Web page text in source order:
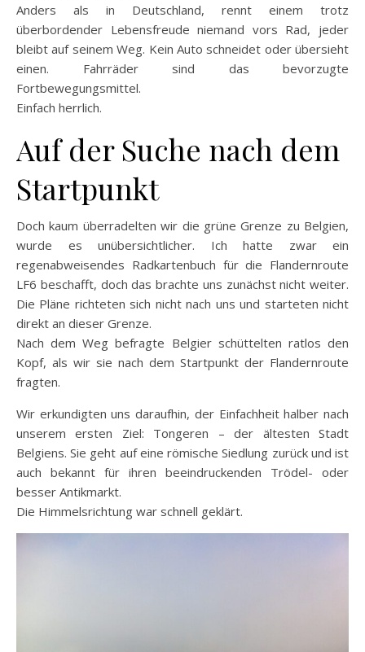
Anders als in Deutschland, rennt einem trotz
überbordender Lebensfreude niemand vors Rad, jeder
bleibt auf seinem Weg. Kein Auto schneidet oder übersieht
einen. Fahrräder sind das bevorzugte
Fortbewegungsmittel.
Einfach herrlich.
Auf der Suche nach dem
Startpunkt
Doch kaum überradelten wir die grüne Grenze zu Belgien,
wurde es unübersichtlicher. Ich hatte zwar ein
regenabweisendes Radkartenbuch für die Flandernroute
LF6 beschafft, doch das brachte uns zunächst nicht weiter.
Die Pläne richteten sich nicht nach uns und starteten nicht
direkt an dieser Grenze.
Nach dem Weg befragte Belgier schüttelten ratlos den
Kopf, als wir sie nach dem Startpunkt der Flandernroute
fragten.
Wir erkundigten uns daraufhin, der Einfachheit halber nach
unserem ersten Ziel: Tongeren – der ältesten Stadt
Belgiens. Sie geht auf eine römische Siedlung zurück und ist
auch bekannt für ihren beeindruckenden Trödel- oder
besser Antikmarkt.
Die Himmelsrichtung war schnell geklärt.